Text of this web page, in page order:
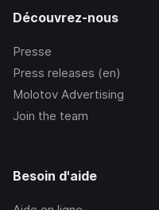
Découvrez-nous
Presse
Press releases (en)
Molotov Advertising
Join the team
Besoin d'aide